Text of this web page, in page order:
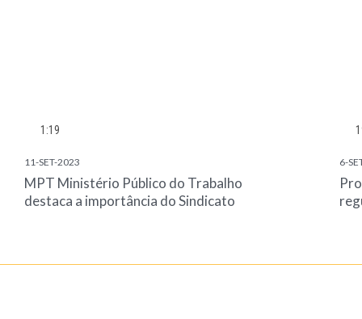
1:19
11-SET-2023
MPT Ministério Público do Trabalho
destaca a importância do Sindicato
6-